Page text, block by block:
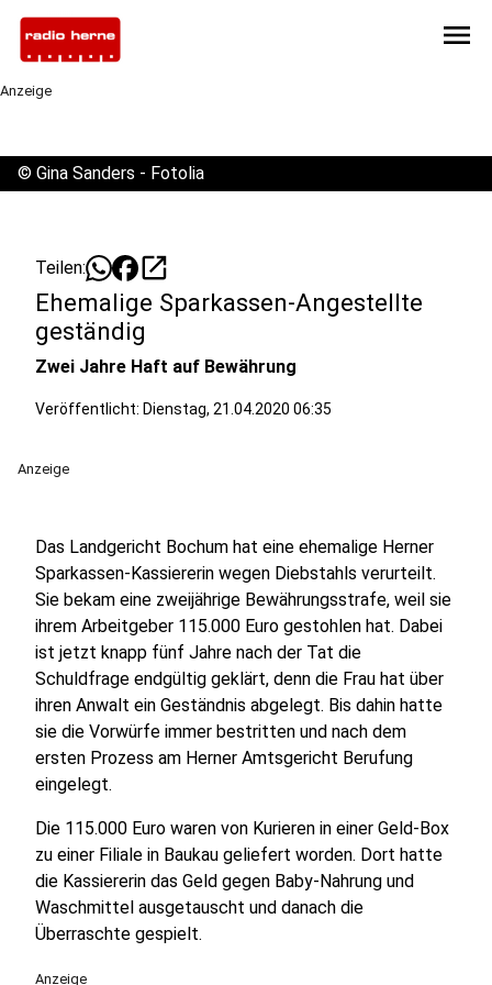
menu
Anzeige
© Gina Sanders - Fotolia
Teilen: open_in_new
Ehemalige Sparkassen-Angestellte
geständig
Zwei Jahre Haft auf Bewährung
Veröffentlicht: Dienstag, 21.04.2020 06:35
Anzeige
Das Landgericht Bochum hat eine ehemalige Herner
Sparkassen-Kassiererin wegen Diebstahls verurteilt.
Sie bekam eine zweijährige Bewährungsstrafe, weil sie
ihrem Arbeitgeber 115.000 Euro gestohlen hat. Dabei
ist jetzt knapp fünf Jahre nach der Tat die
Schuldfrage endgültig geklärt, denn die Frau hat über
ihren Anwalt ein Geständnis abgelegt. Bis dahin hatte
sie die Vorwürfe immer bestritten und nach dem
ersten Prozess am Herner Amtsgericht Berufung
eingelegt.
Die 115.000 Euro waren von Kurieren in einer Geld-Box
zu einer Filiale in Baukau geliefert worden. Dort hatte
die Kassiererin das Geld gegen Baby-Nahrung und
Waschmittel ausgetauscht und danach die
Überraschte gespielt.
Anzeige